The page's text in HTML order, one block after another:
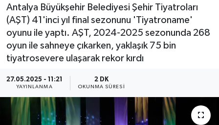
Antalya Büyükşehir Belediyesi Şehir Tiyatroları
(AŞT) 41'inci yıl final sezonunu 'Tiyatroname'
oyunu ile yaptı. AŞT, 2024-2025 sezonunda 268
oyun ile sahneye çıkarken, yaklaşık 75 bin
tiyatrosevere ulaşarak rekor kırdı
27.05.2025 - 11:21
YAYINLANMA
2 DK
OKUNMA SÜRESI
KÜLTÜR - SANAT
SPOR
SAĞLIK
DÜNYA
Tüm Manşetler
Son Dakika Haberleri